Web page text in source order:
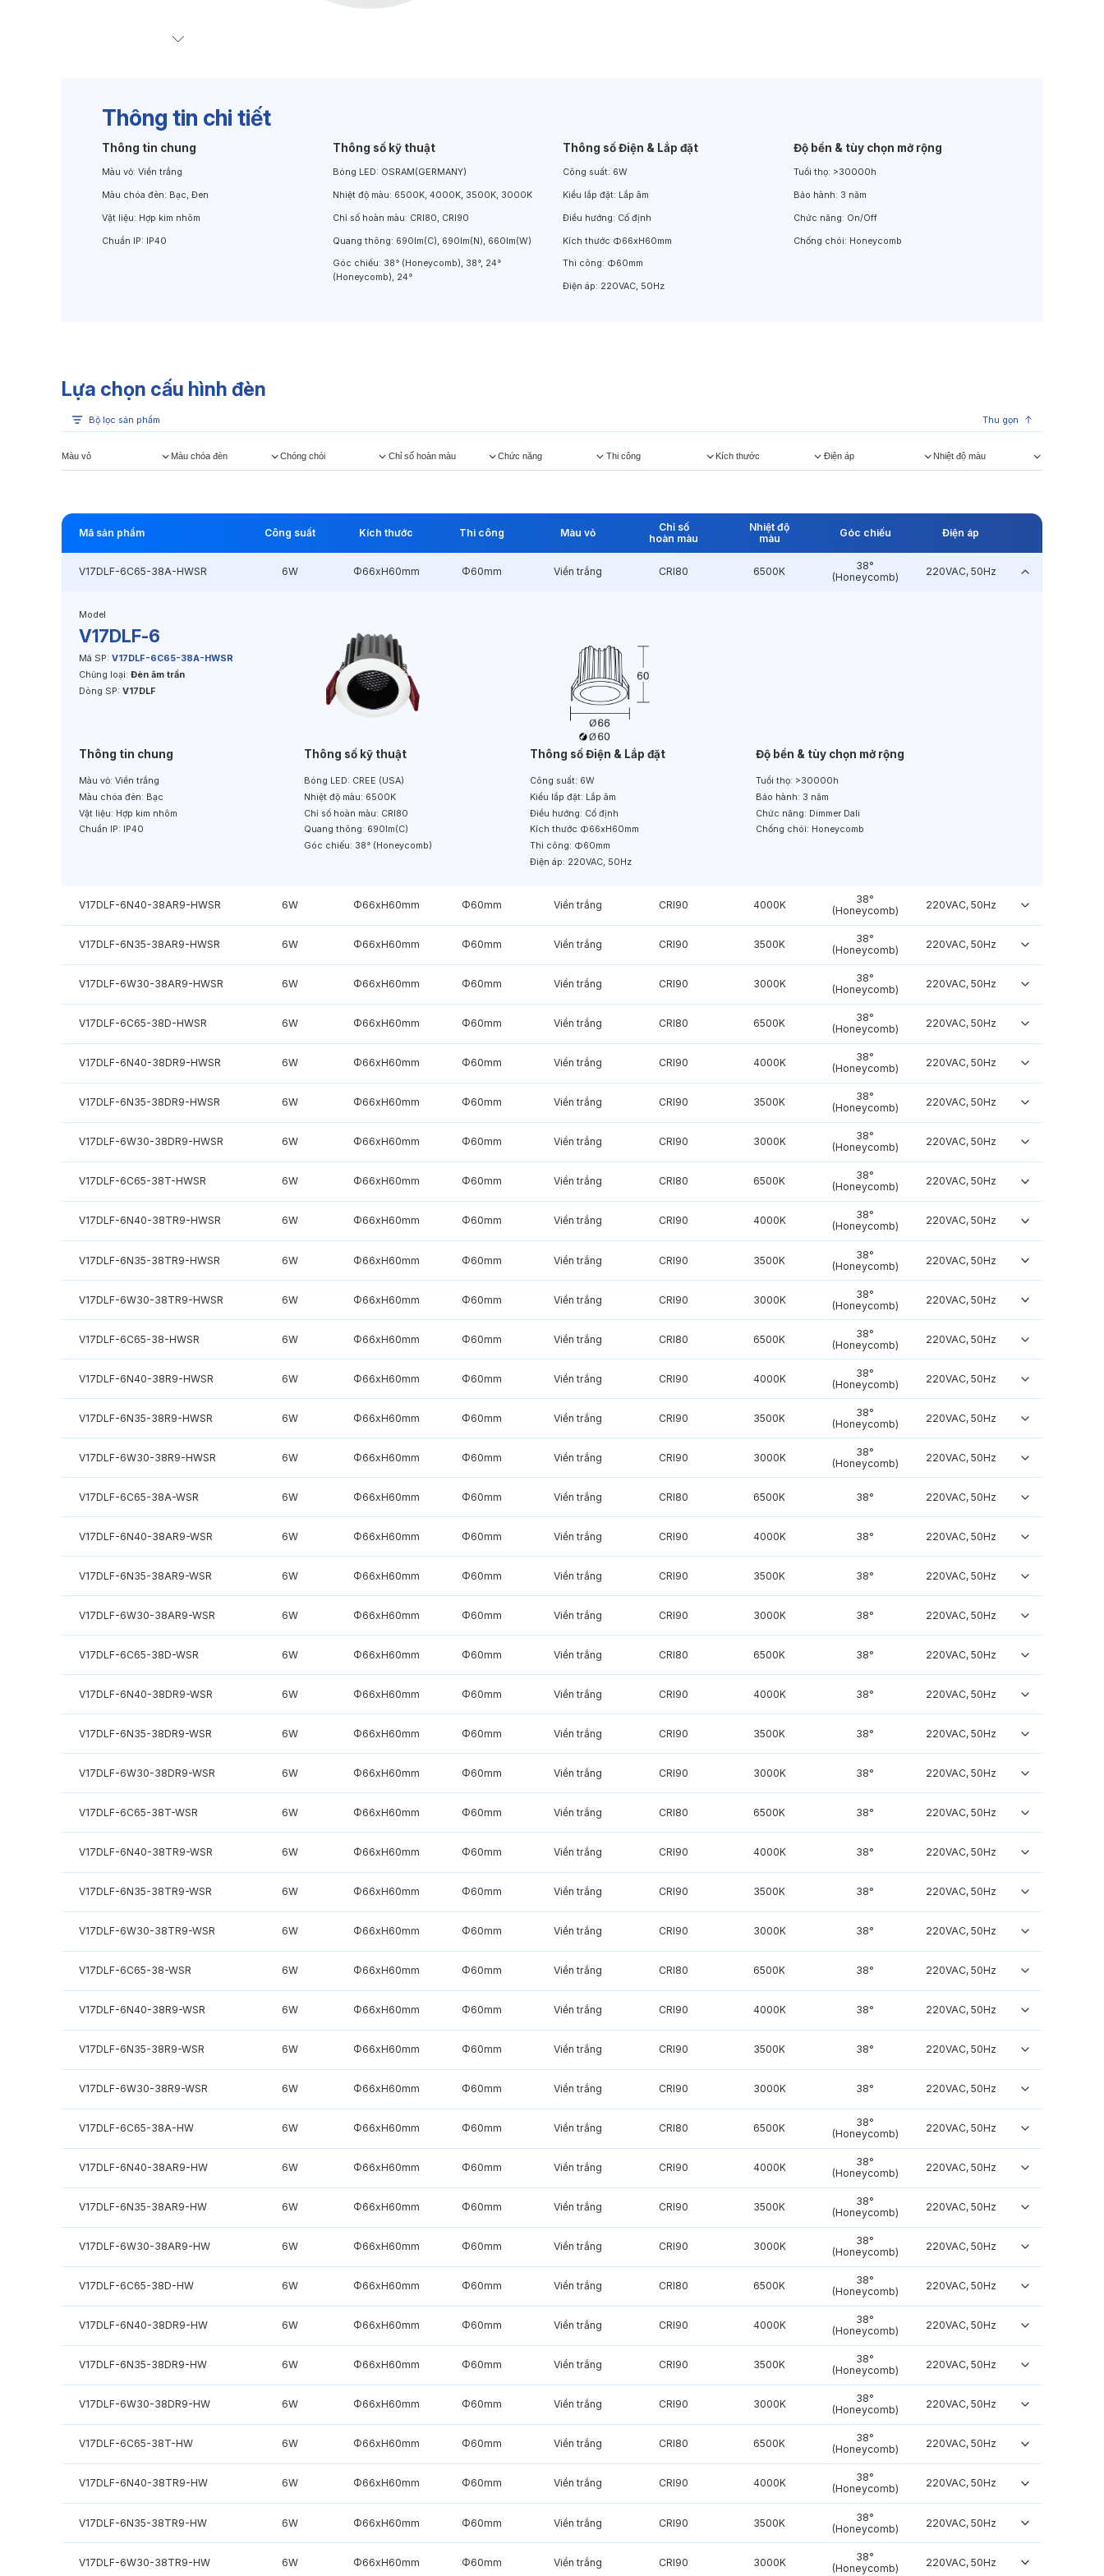
Thông tin chi tiết
Thông tin chung
Màu vỏ: Viền trắng
Màu chóa đèn: Bạc, Đen
Vật liệu: Hợp kim nhôm
Chuẩn IP: IP40
Thông số kỹ thuật
Bóng LED: OSRAM(GERMANY)
Nhiệt độ màu: 6500K, 4000K, 3500K, 3000K
Chỉ số hoàn màu: CRI80, CRI90
Quang thông: 690lm(C), 690lm(N), 660lm(W)
Góc chiếu: 38° (Honeycomb), 38°, 24°
(Honeycomb), 24°
Thông số Điện & Lắp đặt
Công suất: 6W
Kiểu lắp đặt: Lắp âm
Điều hướng: Cố định
Kích thước Φ66xH60mm
Thi công: Φ60mm
Điện áp: 220VAC, 50Hz
Độ bền & tùy chọn mở rộng
Tuổi thọ: >30000h
Bảo hành: 3 năm
Chức năng: On/Off
Chống chói: Honeycomb
Lựa chọn cấu hình đèn
Bộ lọc sản phẩm Thu gọn
Màu vỏ Màu chóa đèn Chóng chói Chỉ số hoàn màu Chức năng Thi công Kích thước Điện áp Nhiệt độ màu
Mã sản phẩm Công suất Kích thước Thi công Màu vỏ
Chỉ số
hoàn màu
Nhiệt độ
màu
Góc chiếu Điện áp
V17DLF-6C65-38A-HWSR 6W Φ66xH60mm Φ60mm Viền trắng CRI80 6500K
38°
(Honeycomb)
220VAC, 50Hz
Model
V17DLF-6
Mã SP: V17DLF-6C65-38A-HWSR
Chủng loại: Đèn âm trần
Dòng SP: V17DLF
Thông tin chung
Màu vỏ: Viền trắng
Màu chóa đèn: Bạc
Vật liệu: Hợp kim nhôm
Chuẩn IP:
IP40
Thông số kỹ thuật
Bóng LED: CREE (USA)
Nhiệt độ màu: 6500K
Chỉ số hoàn màu: CRI80
Quang thông: 690lm(C)
Góc chiếu: 38° (Honeycomb)
Thông số Điện & Lắp đặt
Công suất: 6W
Kiểu lắp đặt: Lắp âm
Điều hướng: Cố định
Kích thước Φ66xH60mm
Thi công: Φ60mm
Điện áp: 220VAC, 50Hz
Độ bền & tùy chọn mở rộng
Tuổi thọ: >30000h
Bảo hành: 3 năm
Chức năng: Dimmer Dali
Chống chói: Honeycomb
V17DLF-6N40-38AR9-HWSR 6W Φ66xH60mm Φ60mm Viền trắng CRI90 4000K
38°
(Honeycomb)
220VAC, 50Hz
V17DLF-6N35-38AR9-HWSR 6W Φ66xH60mm Φ60mm Viền trắng CRI90 3500K
38°
(Honeycomb)
220VAC, 50Hz
V17DLF-6W30-38AR9-HWSR 6W Φ66xH60mm Φ60mm Viền trắng CRI90 3000K
38°
(Honeycomb)
220VAC, 50Hz
V17DLF-6C65-38D-HWSR 6W Φ66xH60mm Φ60mm Viền trắng CRI80 6500K
38°
(Honeycomb)
220VAC, 50Hz
V17DLF-6N40-38DR9-HWSR 6W Φ66xH60mm Φ60mm Viền trắng CRI90 4000K
38°
(Honeycomb)
220VAC, 50Hz
V17DLF-6N35-38DR9-HWSR 6W Φ66xH60mm Φ60mm Viền trắng CRI90 3500K
38°
(Honeycomb)
220VAC, 50Hz
V17DLF-6W30-38DR9-HWSR 6W Φ66xH60mm Φ60mm Viền trắng CRI90 3000K
38°
(Honeycomb)
220VAC, 50Hz
V17DLF-6C65-38T-HWSR 6W Φ66xH60mm Φ60mm Viền trắng CRI80 6500K
38°
(Honeycomb)
220VAC, 50Hz
V17DLF-6N40-38TR9-HWSR 6W Φ66xH60mm Φ60mm Viền trắng CRI90 4000K
38°
(Honeycomb)
220VAC, 50Hz
V17DLF-6N35-38TR9-HWSR 6W Φ66xH60mm Φ60mm Viền trắng CRI90 3500K
38°
(Honeycomb)
220VAC, 50Hz
V17DLF-6W30-38TR9-HWSR 6W Φ66xH60mm Φ60mm Viền trắng CRI90 3000K
38°
(Honeycomb)
220VAC, 50Hz
V17DLF-6C65-38-HWSR 6W Φ66xH60mm Φ60mm Viền trắng CRI80 6500K
38°
(Honeycomb)
220VAC, 50Hz
V17DLF-6N40-38R9-HWSR 6W Φ66xH60mm Φ60mm Viền trắng CRI90 4000K
38°
(Honeycomb)
220VAC, 50Hz
V17DLF-6N35-38R9-HWSR 6W Φ66xH60mm Φ60mm Viền trắng CRI90 3500K
38°
(Honeycomb)
220VAC, 50Hz
V17DLF-6W30-38R9-HWSR 6W Φ66xH60mm Φ60mm Viền trắng CRI90 3000K
38°
(Honeycomb)
220VAC, 50Hz
V17DLF-6C65-38A-WSR 6W Φ66xH60mm Φ60mm Viền trắng CRI80 6500K 38° 220VAC, 50Hz
V17DLF-6N40-38AR9-WSR 6W Φ66xH60mm Φ60mm Viền trắng CRI90 4000K 38° 220VAC, 50Hz
V17DLF-6N35-38AR9-WSR 6W Φ66xH60mm Φ60mm Viền trắng CRI90 3500K 38° 220VAC, 50Hz
V17DLF-6W30-38AR9-WSR 6W Φ66xH60mm Φ60mm Viền trắng CRI90 3000K 38° 220VAC, 50Hz
V17DLF-6C65-38D-WSR 6W Φ66xH60mm Φ60mm Viền trắng CRI80 6500K 38° 220VAC, 50Hz
V17DLF-6N40-38DR9-WSR 6W Φ66xH60mm Φ60mm Viền trắng CRI90 4000K 38° 220VAC, 50Hz
V17DLF-6N35-38DR9-WSR 6W Φ66xH60mm Φ60mm Viền trắng CRI90 3500K 38° 220VAC, 50Hz
V17DLF-6W30-38DR9-WSR 6W Φ66xH60mm Φ60mm Viền trắng CRI90 3000K 38° 220VAC, 50Hz
V17DLF-6C65-38T-WSR 6W Φ66xH60mm Φ60mm Viền trắng CRI80 6500K 38° 220VAC, 50Hz
V17DLF-6N40-38TR9-WSR 6W Φ66xH60mm Φ60mm Viền trắng CRI90 4000K 38° 220VAC, 50Hz
V17DLF-6N35-38TR9-WSR 6W Φ66xH60mm Φ60mm Viền trắng CRI90 3500K 38° 220VAC, 50Hz
V17DLF-6W30-38TR9-WSR 6W Φ66xH60mm Φ60mm Viền trắng CRI90 3000K 38° 220VAC, 50Hz
V17DLF-6C65-38-WSR 6W Φ66xH60mm Φ60mm Viền trắng CRI80 6500K 38° 220VAC, 50Hz
V17DLF-6N40-38R9-WSR 6W Φ66xH60mm Φ60mm Viền trắng CRI90 4000K 38° 220VAC, 50Hz
V17DLF-6N35-38R9-WSR 6W Φ66xH60mm Φ60mm Viền trắng CRI90 3500K 38° 220VAC, 50Hz
V17DLF-6W30-38R9-WSR 6W Φ66xH60mm Φ60mm Viền trắng CRI90 3000K 38° 220VAC, 50Hz
V17DLF-6C65-38A-HW 6W Φ66xH60mm Φ60mm Viền trắng CRI80 6500K
38°
(Honeycomb)
220VAC, 50Hz
V17DLF-6N40-38AR9-HW 6W Φ66xH60mm Φ60mm Viền trắng CRI90 4000K
38°
(Honeycomb)
220VAC, 50Hz
V17DLF-6N35-38AR9-HW 6W Φ66xH60mm Φ60mm Viền trắng CRI90 3500K
38°
(Honeycomb)
220VAC, 50Hz
V17DLF-6W30-38AR9-HW 6W Φ66xH60mm Φ60mm Viền trắng CRI90 3000K
38°
(Honeycomb)
220VAC, 50Hz
V17DLF-6C65-38D-HW 6W Φ66xH60mm Φ60mm Viền trắng CRI80 6500K
38°
(Honeycomb)
220VAC, 50Hz
V17DLF-6N40-38DR9-HW 6W Φ66xH60mm Φ60mm Viền trắng CRI90 4000K
38°
(Honeycomb)
220VAC, 50Hz
V17DLF-6N35-38DR9-HW 6W Φ66xH60mm Φ60mm Viền trắng CRI90 3500K
38°
(Honeycomb)
220VAC, 50Hz
V17DLF-6W30-38DR9-HW 6W Φ66xH60mm Φ60mm Viền trắng CRI90 3000K
38°
(Honeycomb)
220VAC, 50Hz
V17DLF-6C65-38T-HW 6W Φ66xH60mm Φ60mm Viền trắng CRI80 6500K
38°
(Honeycomb)
220VAC, 50Hz
V17DLF-6N40-38TR9-HW 6W Φ66xH60mm Φ60mm Viền trắng CRI90 4000K
38°
(Honeycomb)
220VAC, 50Hz
V17DLF-6N35-38TR9-HW 6W Φ66xH60mm Φ60mm Viền trắng CRI90 3500K
38°
(Honeycomb)
220VAC, 50Hz
V17DLF-6W30-38TR9-HW 6W Φ66xH60mm Φ60mm Viền trắng CRI90 3000K
38°
(Honeycomb)
220VAC, 50Hz